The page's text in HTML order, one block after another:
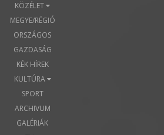
KÖZÉLET
MEGYE/RÉGIÓ
ORSZÁGOS
GAZDASÁG
KÉK HÍREK
KULTÚRA
SPORT
ARCHIVUM
GALÉRIÁK